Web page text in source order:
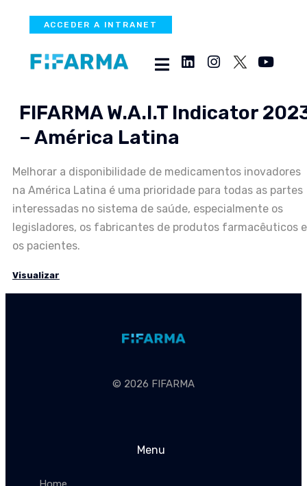
ACCEDER A INTRANET
FIFARMA W.A.I.T Indicator
– América Latina
Melhorar a disponibilidade de medicamentos inovadores
na América Latina é uma prioridade para todas as partes
interessadas no sistema de saúde, especialmente os
legisladores, os fabricantes de produtos farmacêuticos e
os pacientes.
Visualizar
© 2026 FIFARMA
Menu